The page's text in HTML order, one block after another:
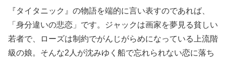
『タイタニック』の物語を端的に言い表すのであれば、
「身分違いの悲恋」です。ジャックは画家を夢見る貧しい
若者で、ローズは制約でがんじがらめになっている上流階
級の娘。そんな2人が沈みゆく船で忘れられない恋に落ち